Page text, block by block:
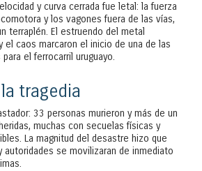
y curva cerrada fue letal: la fuerza
y los vagones fuera de las vías,
terraplén. El estruendo del metal
el caos marcaron el inicio de una de las
el ferrocarril uruguayo.
tragedia
33 personas murieron y más de un
muchas con secuelas físicas y
La magnitud del desastre hizo que
autoridades se movilizaran de inmediato